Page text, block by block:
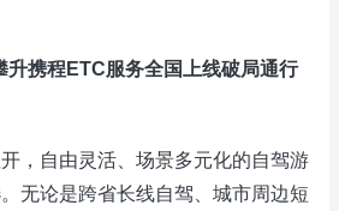
升携程ETC服务全国上线破局通行
，自由灵活、场景多元化的自驾游
无论是跨省长线自驾、城市周边短